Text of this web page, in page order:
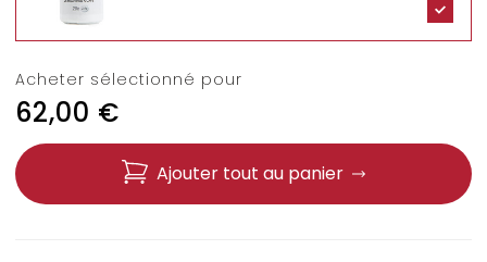
Acheter sélectionné pour
62,00 €
Ajouter tout au panier